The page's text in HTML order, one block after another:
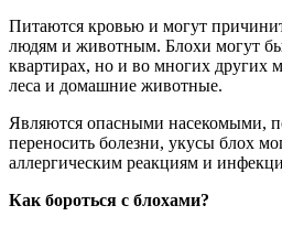
Питаются кровью и могут
людям и животным. Блохи могут
квартирах, но и во многих других
леса и домашние животные.
Являются опасными насекомыми,
переносить болезни, укусы блох
аллергическим реакциям и
Как бороться с блохами?